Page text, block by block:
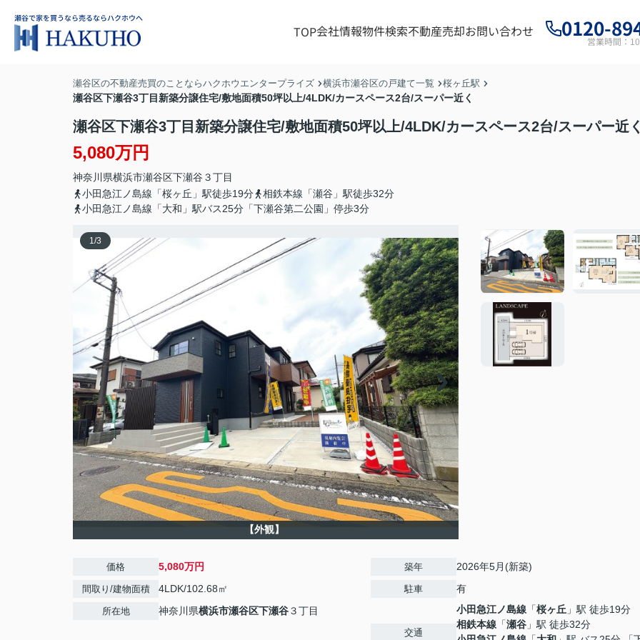
TOP会社情報物件検索不動産売却お問い合わせ 0120-
営業時間：
瀬谷区の不動産売買のことならハクホウエンタープライズ 横浜市瀬谷区の戸建て一覧 桜ヶ丘駅
瀬谷区下瀬谷3丁目新築分譲住宅/敷地面積50坪以上/4LDK/カースペース2台/スーパー近く
瀬谷区下瀬谷3丁目新築分譲住宅/敷地面積50坪以上/4LDK/カースペース2台/スーパー近
5,080万円
神奈川県横浜市瀬谷区下瀬谷 ３丁目
小田急江ノ島線「桜ヶ丘」駅徒歩19分
相鉄本線「瀬谷」駅徒歩32分
小田急江ノ島線「大和」駅バス25分「下瀬谷第二公園」停歩3分
1/3
【外観】
価格 5,080万円
間取り/建物面積 4LDK/102.68㎡
所在地 神奈川県横浜市瀬谷区下瀬谷３丁目
築年 2026年5月(新築)
駐車 有
交通
小田急江ノ島線 「桜ヶ丘 」駅 徒歩19分
相鉄本線 「瀬谷 」駅 徒歩32分